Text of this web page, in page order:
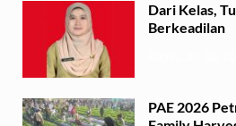
Dari Kelas,
Berkeadilan
PAE 2026